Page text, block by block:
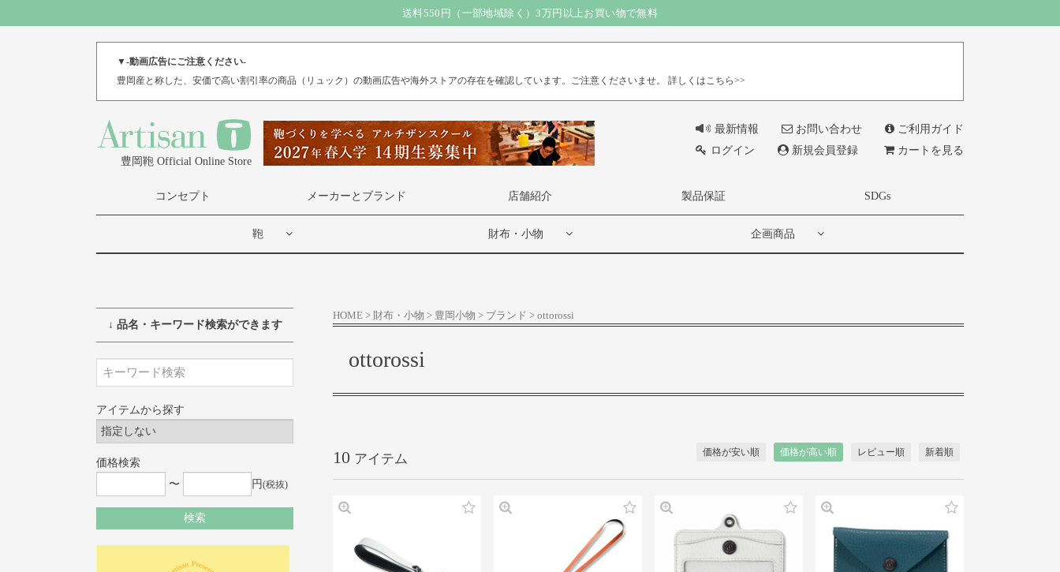
送料550円（一部地域除く）3万円以上お買い物で無料
▼-動画広告にご注意ください-
豊岡産と称した、安価で高い割引率の商品（リュック）の動画広告や海外ストアの存在を確認しています。ご注意くださいませ。 詳しくはこちら>>
豊岡鞄 Official Online Store
最新情報 お問い合わせ
ご利用ガイド
ログイン
新規会員登録 カートを見る
コンセプト メーカーとブランド 店舗紹介 製品保証 SDGs
鞄 財布・小物 企画商品
HOME 財布・小物 豊岡小物 ブランド ottorossi
ottorossi
価格が安い順 価格が高い順 レビュー順 新着順
10
↓ 品名・キーワード検索ができます
アイテムから探す
価格検索
〜
円(税抜)
検索